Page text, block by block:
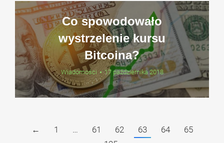
Co spowodowało
wystrzelenie kursu
Bitcoina?
Wiadomości 17 października 2018
← 1 … 61 62 63 64
65